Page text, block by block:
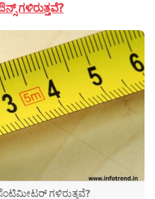
ಗಳಿರುತ್ತವೆ?
ಗಳಿರುತ್ತವೆ?